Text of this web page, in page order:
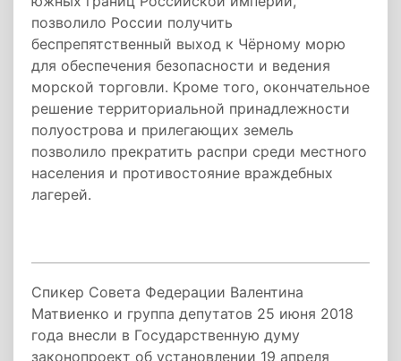
позволило России получить
беспрепятственный выход к Чёрному морю
для обеспечения безопасности и ведения
морской торговли. Кроме того, окончательное
решение территориальной принадлежности
полуострова и прилегающих земель
позволило прекратить распри среди местного
населения и противостояние враждебных
лагерей.
Спикер Совета Федерации Валентина
Матвиенко и группа депутатов 25 июня 2018
года внесли в Государственную думу
законопроект об установлении 19 апреля